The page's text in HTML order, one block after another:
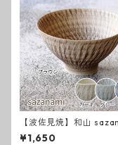
【波佐見焼】和山
新色 飯碗
¥1,650